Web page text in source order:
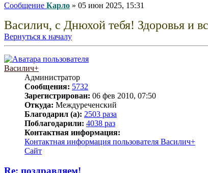
Сообщение Карло » 05 июн 2025, 15:31
Василич, с Днюхой тебя! Здоровья и
Вернуться к началу
Василич+
Администратор
Сообщения: 5732
Зарегистрирован: 06 фев 2010, 07:50
Откуда: Междуреченский
Благодарил (а): 2503 раза
Поблагодарили: 4038 раз
Контактная информация:
Контактная информация пользователя Василич+
Сайт
Re: поздравляем!